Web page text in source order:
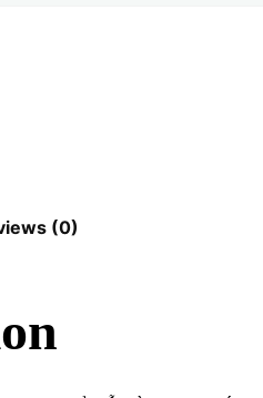
(0)